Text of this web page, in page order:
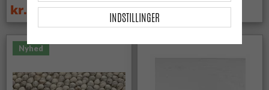
kr.339 kr.449 kr.719
Nyhed
INDSTILLINGER